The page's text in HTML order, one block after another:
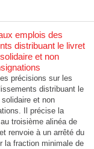
emplois des
distribuant le livret
et non
précisions sur les
distribuant le
et non
Il précise la
troisième alinéa de
renvoie à un arrêté du
la fraction minimale de